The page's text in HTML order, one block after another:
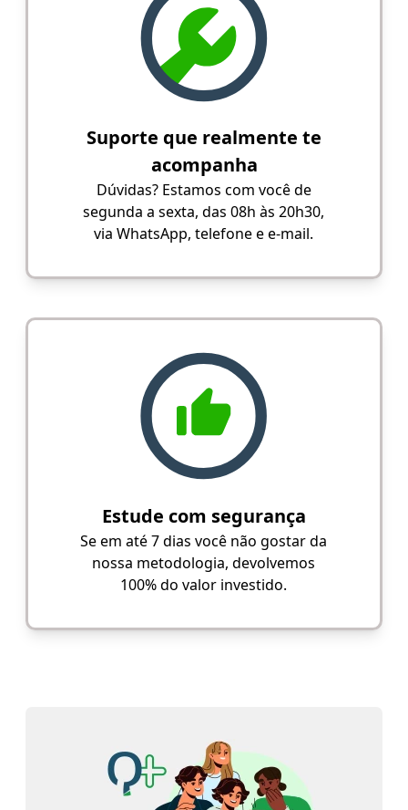
Suporte que realmente te
acompanha
Dúvidas? Estamos com você de
segunda a sexta, das 08h às 20h30,
via WhatsApp, telefone e e-mail.
Estude com segurança
Se em até 7 dias você não gostar da
nossa metodologia, devolvemos
100% do valor investido.